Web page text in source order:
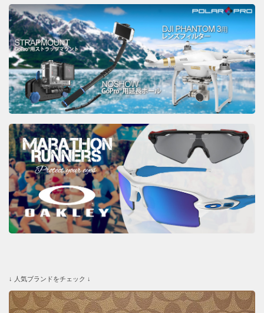
↓ 人気ブランドをチェック ↓